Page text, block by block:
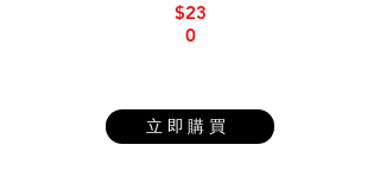
$23
0
立即購買